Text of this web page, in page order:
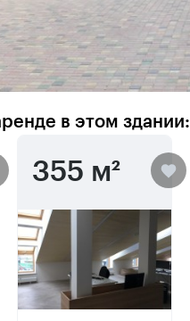
в этом здании:
355 м²